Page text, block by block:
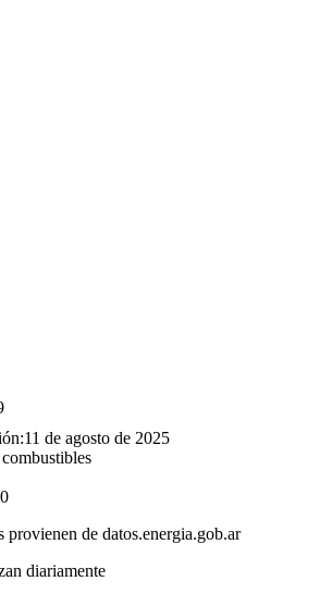
11 de agosto de 2025
combustibles
0
provienen de datos.energia.gob.ar
diariamente